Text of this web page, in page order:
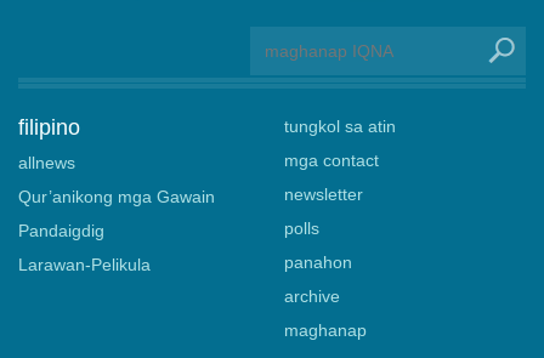
filipino
allnews
Qur’anikong mga Gawain
Pandaigdig
Larawan-Pelikula
tungkol sa atin
mga contact
newsletter
polls
panahon
archive
maghanap